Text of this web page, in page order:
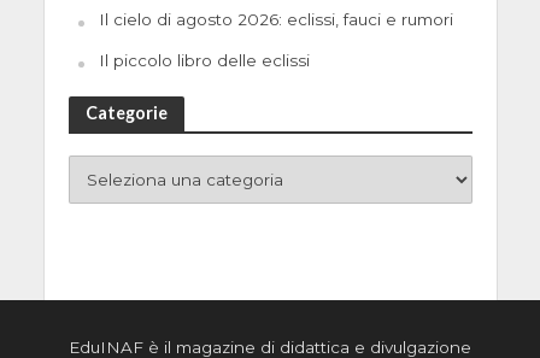
Il cielo di agosto 2026: eclissi, fauci e rumori
Il piccolo libro delle eclissi
Categorie
EduINAF è il magazine di didattica e divulgazione